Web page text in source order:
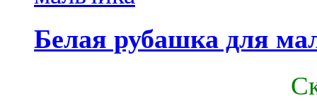
Белая рубашка для